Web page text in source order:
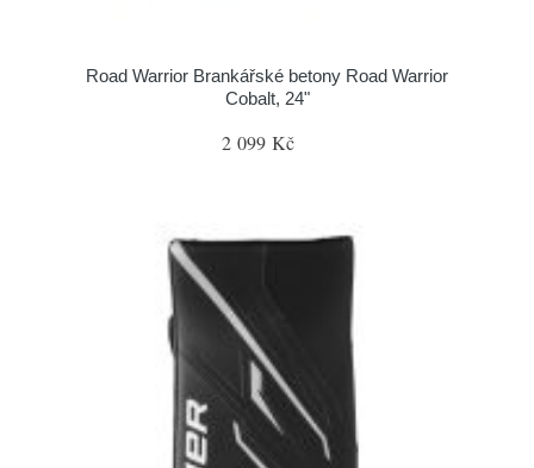
Road Warrior Brankářské betony Road Warrior
Cobalt, 24"
2 099 Kč